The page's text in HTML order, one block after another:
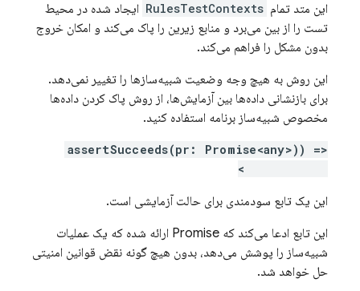
این متد تمام RulesTestContexts ایجاد شده در محیط
تست را از بین می‌برد و منابع زیرین را پاک می‌کند و امکان خروج
بدون مشکل را فراهم می‌کند.
این روش به هیچ وجه وضعیت شبیه‌سازها را تغییر نمی‌دهد.
برای بازنشانی داده‌ها بین آزمایش‌ها، از روش پاک کردن داده‌ها
مخصوص شبیه‌ساز برنامه استفاده کنید.
assertSucceeds(pr: Promise<any>)) =>
این یک تابع سودمندی برای حالت آزمایشی است.
این تابع ادعا می‌کند که Promise ارائه شده که یک عملیات
شبیه‌ساز را پوشش می‌دهد، بدون هیچ گونه نقض قوانین امنیتی
حل خواهد شد.